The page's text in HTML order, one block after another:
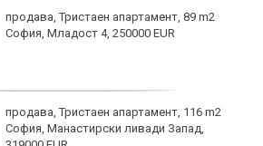
продава, Тристаен апартамент, 89 m2
София, Младост 4, 250000 EUR
продава, Тристаен апартамент, 116 m2
София, Манастирски ливади Запад,